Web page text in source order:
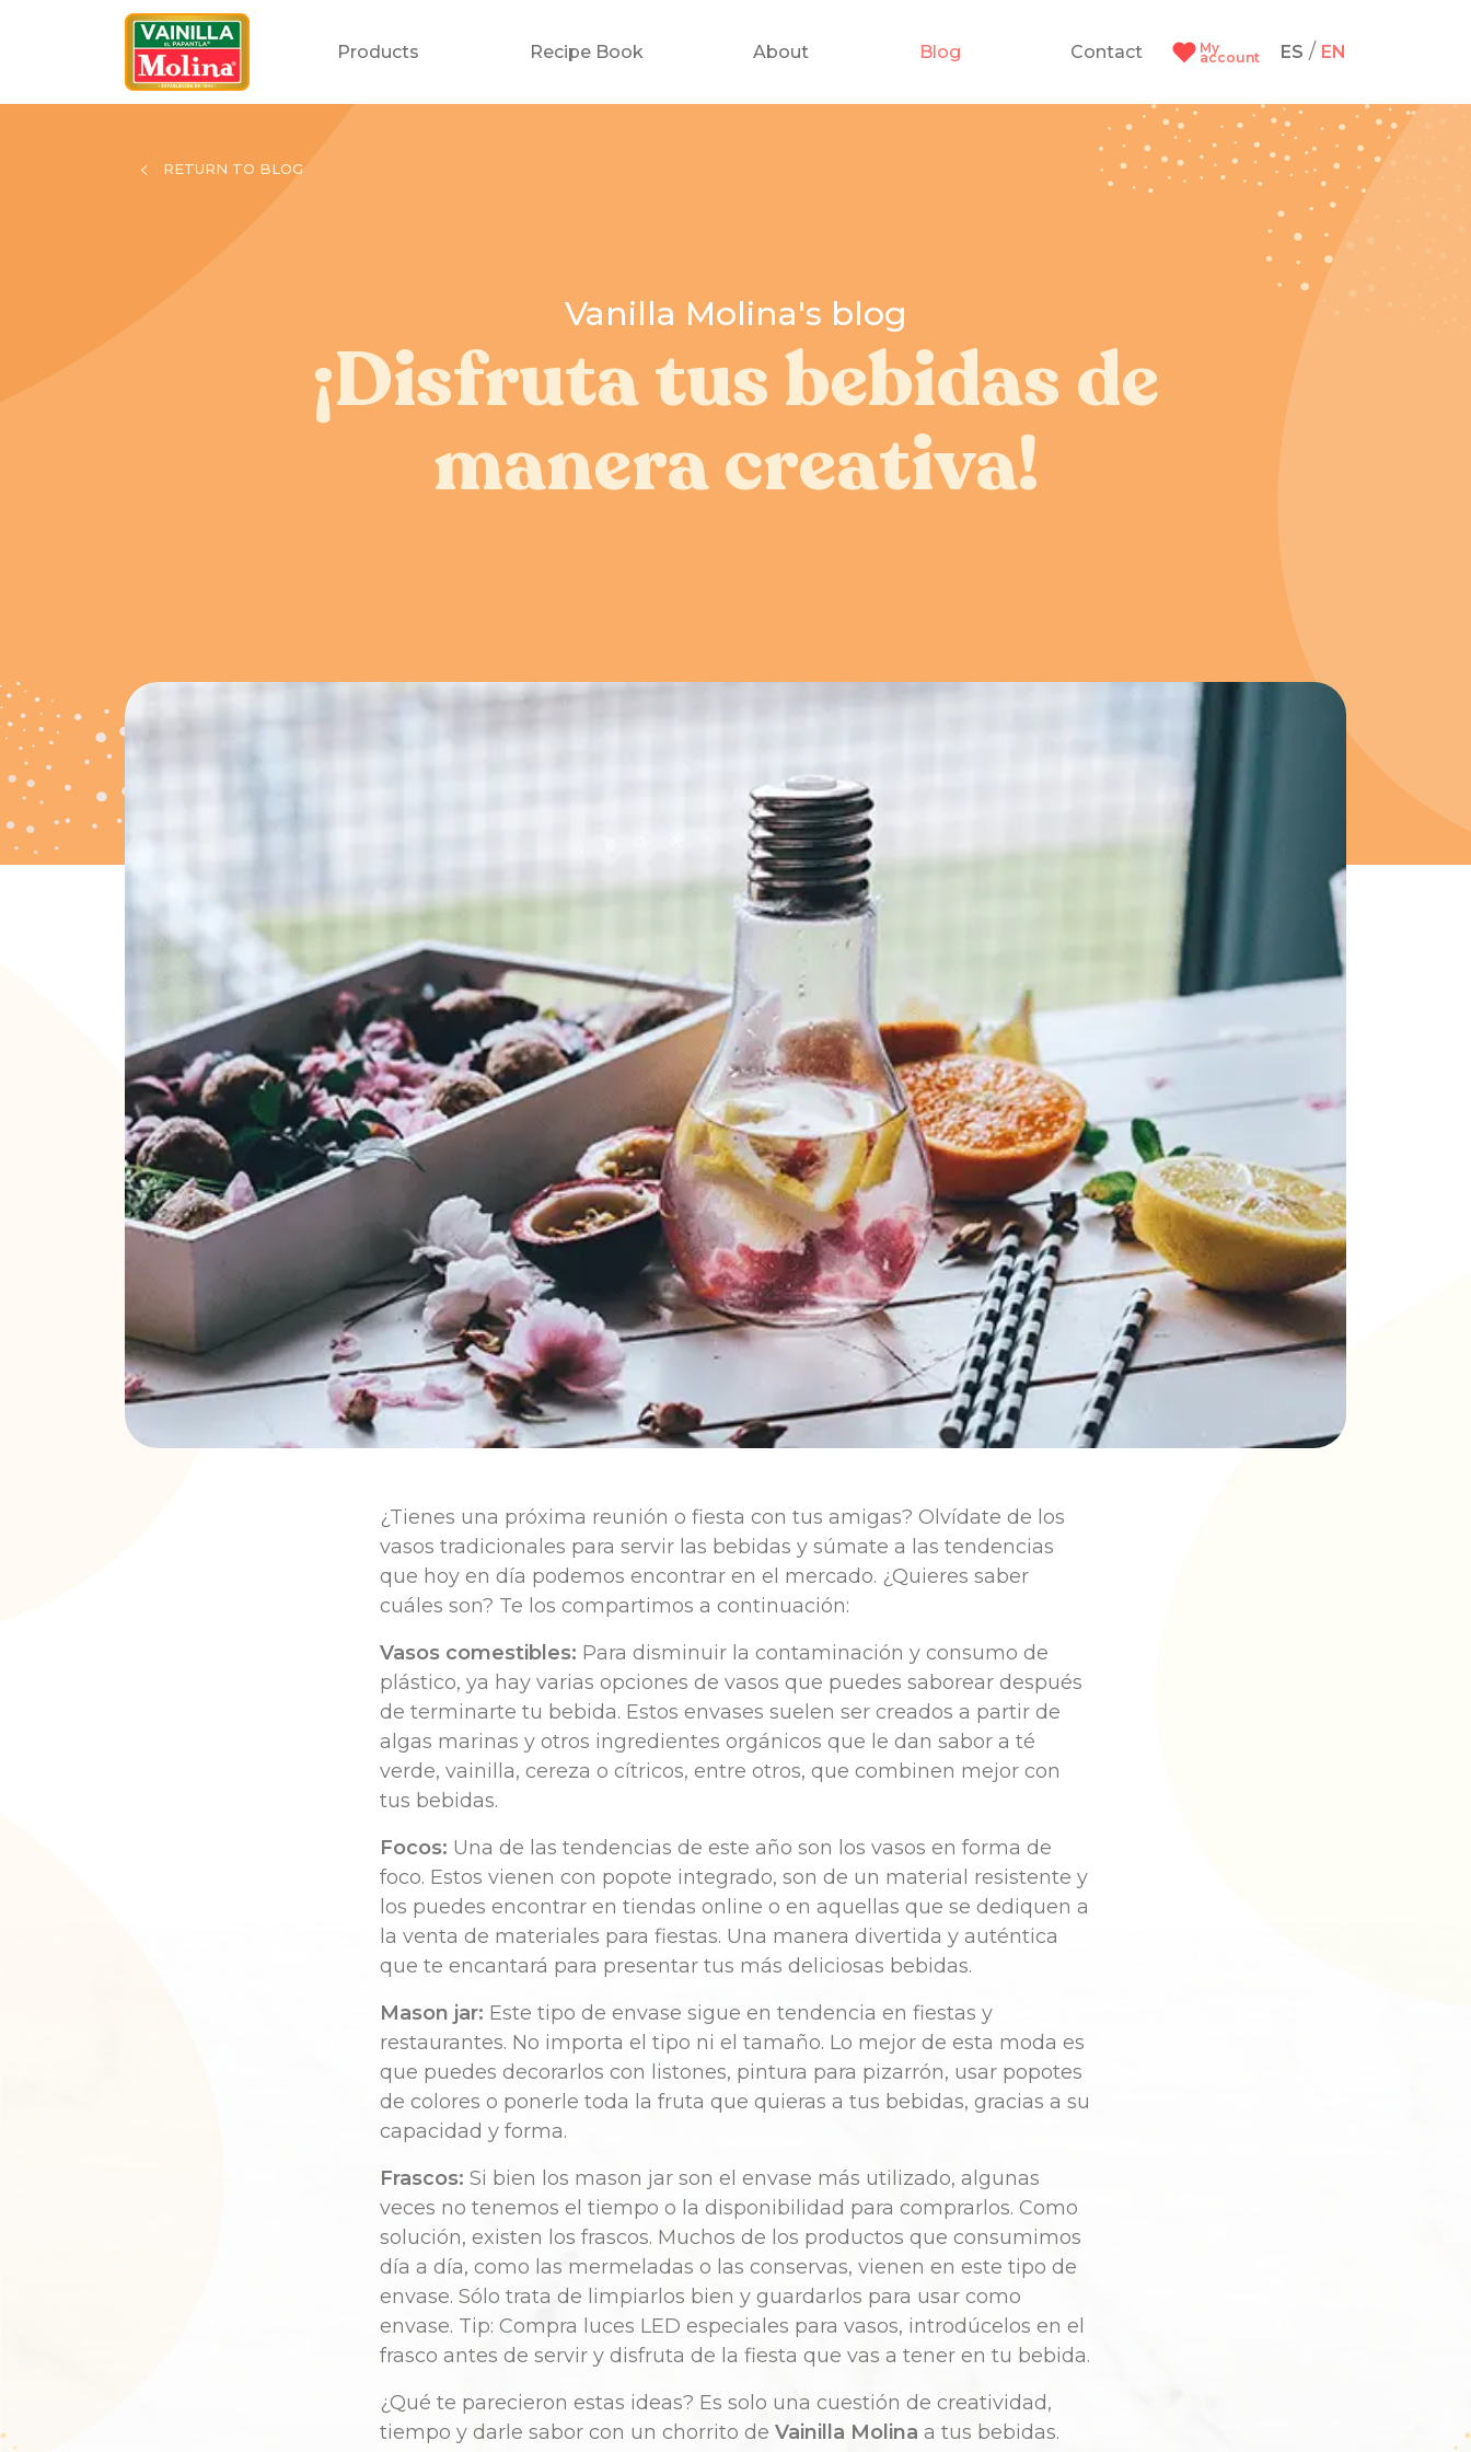
ES / EN
My
account
Products Recipe Book About Blog Contact
RETURN TO BLOG
Vanilla Molina's blog
¡Disfruta tus bebidas de
manera creativa!
¿Tienes una próxima reunión o fiesta con tus amigas? Olvídate de los
vasos tradicionales para servir las bebidas y súmate a las tendencias
que hoy en día podemos encontrar en el mercado. ¿Quieres saber
cuáles son? Te los compartimos a continuación:
Vasos comestibles: Para disminuir la contaminación y consumo de
plástico, ya hay varias opciones de vasos que puedes saborear después
de terminarte tu bebida. Estos envases suelen ser creados a partir de
algas marinas y otros ingredientes orgánicos que le dan sabor a té
verde, vainilla, cereza o cítricos, entre otros, que combinen mejor con
tus bebidas.
Focos: Una de las tendencias de este año son los vasos en forma de
foco. Estos vienen con popote integrado, son de un material resistente y
los puedes encontrar en tiendas online o en aquellas que se dediquen a
la venta de materiales para fiestas. Una manera divertida y auténtica
que te encantará para presentar tus más deliciosas bebidas.
Mason jar: Este tipo de envase sigue en tendencia en fiestas y
restaurantes. No importa el tipo ni el tamaño. Lo mejor de esta moda es
que puedes decorarlos con listones, pintura para pizarrón, usar popotes
de colores o ponerle toda la fruta que quieras a tus bebidas, gracias a su
capacidad y forma.
Frascos: Si bien los mason jar son el envase más utilizado, algunas
veces no tenemos el tiempo o la disponibilidad para comprarlos. Como
solución, existen los frascos. Muchos de los productos que consumimos
día a día, como las mermeladas o las conservas, vienen en este tipo de
envase. Sólo trata de limpiarlos bien y guardarlos para usar como
envase. Tip: Compra luces LED especiales para vasos, introdúcelos en el
frasco antes de servir y disfruta de la fiesta que vas a tener en tu bebida.
¿Qué te parecieron estas ideas? Es solo una cuestión de creatividad,
tiempo y darle sabor con un chorrito de Vainilla Molina a tus bebidas.